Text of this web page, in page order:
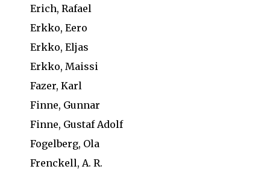
Erich, Rafael
Erkko, Eero
Erkko, Eljas
Erkko, Maissi
Fazer, Karl
Finne, Gunnar
Finne, Gustaf Adolf
Fogelberg, Ola
Frenckell, A. R.